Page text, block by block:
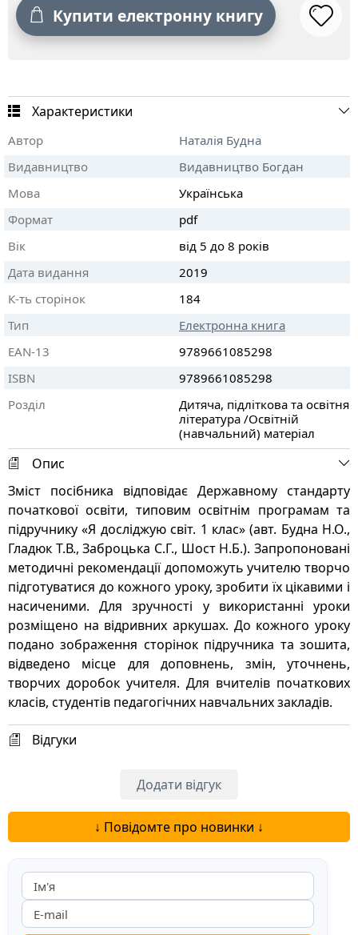
Купити електронну книгу
Характеристики
Автор
Наталія Будна
Видавництво
Видавництво Богдан
Мова
Українська
Формат
pdf
Вік
від 5 до 8 років
Дата видання
2019
К-ть сторінок
184
Тип
Електронна книга
EAN-13
9789661085298
ISBN
9789661085298
Розділ
Дитяча, підліткова та освітня
література /Освітній
(навчальний) матеріал
Опис
Зміст посібника відповідає Державному стандарту
початкової освіти, типовим освітнім програмам та
підручнику «Я досліджую світ. 1 клас» (авт. Будна Н.О.,
Гладюк Т.В., Заброцька С.Г., Шост Н.Б.). Запропоновані
методичні рекомендації допоможуть учителю творчо
підготуватися до кожного уроку, зробити їх цікавими і
насиченими. Для зручності у використанні уроки
розміщено на відривних аркушах. До кожного уроку
подано зображення сторінок підручника та зошита,
відведено місце для доповнень, змін, уточнень,
творчих доробок учителя. Для вчителів початкових
класів, студентів педагогічних навчальних закладів.
Відгуки
Додати відгук
↓ Повідомте про новинки ↓